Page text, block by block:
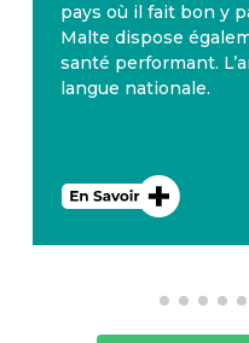
pays où il fait bon y
Malte dispose
santé performant.
langue nationale.